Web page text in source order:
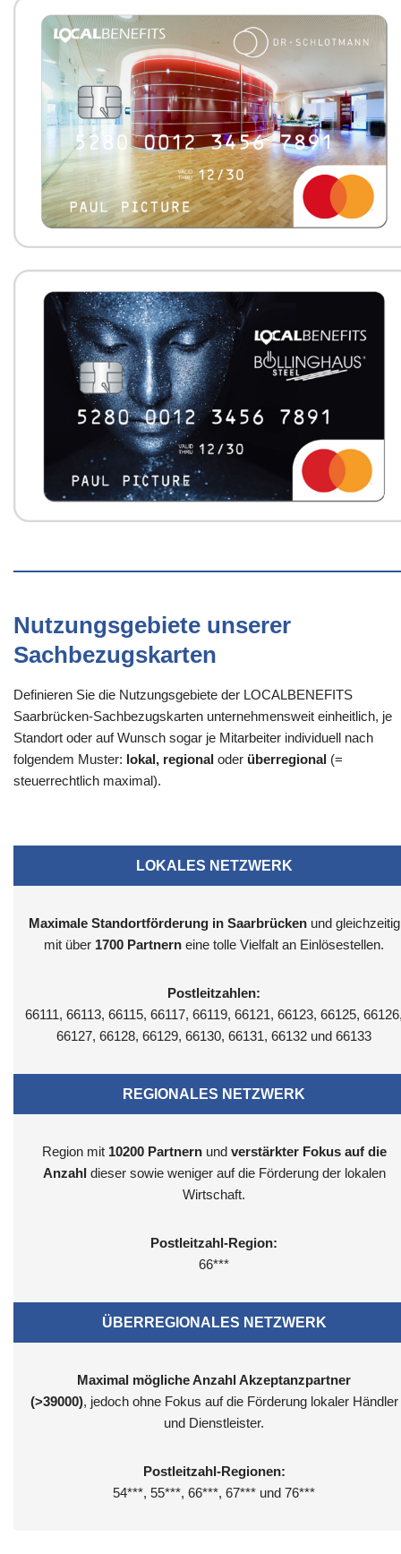
Nutzungsgebiete unserer
Sachbezugskarten
Definieren Sie die Nutzungsgebiete der LOCALBENEFITS
Saarbrücken-Sachbezugskarten unternehmensweit einheitlich, je
Standort oder auf Wunsch sogar je Mitarbeiter individuell nach
folgendem Muster: lokal, regional oder überregional (=
steuerrechtlich maximal).
LOKALES NETZWERK
Maximale Standortförderung in Saarbrückenund gleichzeitig
mit über 1700 Partnern eine tolle Vielfalt an Einlösestellen.
Postleitzahlen:
66111, 66113, 66115, 66117, 66119, 66121, 66123, 66125,
66127, 66128, 66129, 66130, 66131, 66132 und 66133
REGIONALES NETZWERK
Region mit 10200 Partnernund verstärkter Fokus auf die
Anzahl dieser sowie weniger auf die Förderung der lokalen
Wirtschaft.
Postleitzahl-Region:
66***
ÜBERREGIONALES NETZWERK
Maximal mögliche Anzahl Akzeptanzpartner
(>39000), jedoch ohne Fokus auf die Förderung lokaler Händler
und Dienstleister.
Postleitzahl-Regionen:
54***, 55***, 66***, 67*** und 76***